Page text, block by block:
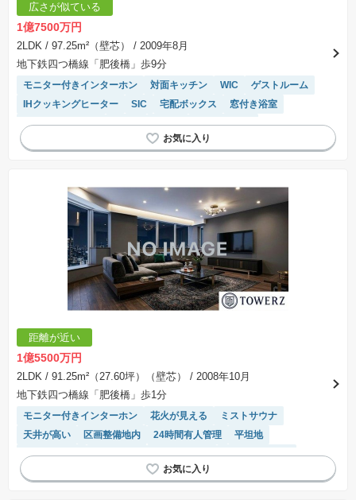
広さが似ている
1億7500万円
2LDK / 97.25m²（壁芯）
/ 2009年8月
地下鉄四つ橋線「肥後橋」歩9分
モニター付きインターホン 対面キッチン WIC
ゲストルーム
IHクッキングヒーター
SIC 宅配ボックス
窓付き浴室
システムキッチン
食洗機 床暖房 エレベーター
距離が近い
1億5500万円
2LDK / 91.25m²（27.60坪）（壁芯）
/ 2008年10月
地下鉄四つ橋線「肥後橋」歩1分
モニター付きインターホン 花火が見える
ミストサウナ
天井が高い
区画整備地内 24時間有人管理
平坦地
ゲストルーム
浴室乾燥機 宅配ボックス
ディスポーザー
キッチン収納が多い
バリアフリー
高機能トイレ